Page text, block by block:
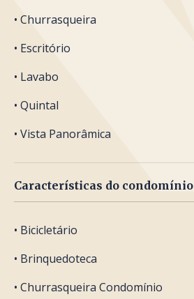
• Churrasqueira
• Escritório
• Lavabo
• Quintal
• Vista Panorâmica
Características do condomínio
• Bicicletário
• Brinquedoteca
• Churrasqueira Condomínio